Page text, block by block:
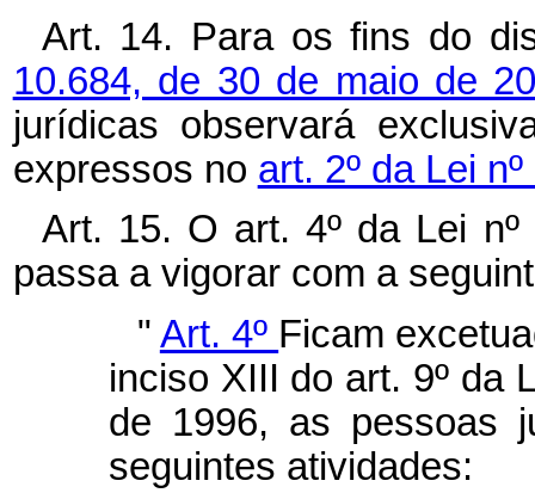
Art. 14. Para os fins do
10.684, de 30 de maio de
jurídicas observará
expressos no art. 2º da Lei
Art. 15. O art. 4º da Lei
passa a vigorar com a
" Art. 4º Ficam
inciso XIII do art. 9º da
de 1996, as pessoas
seguintes atividades: